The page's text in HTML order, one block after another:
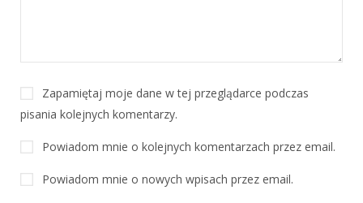
Zapamiętaj moje dane w tej przeglądarce podczas
pisania kolejnych komentarzy.
Powiadom mnie o kolejnych komentarzach przez email.
Powiadom mnie o nowych wpisach przez email.